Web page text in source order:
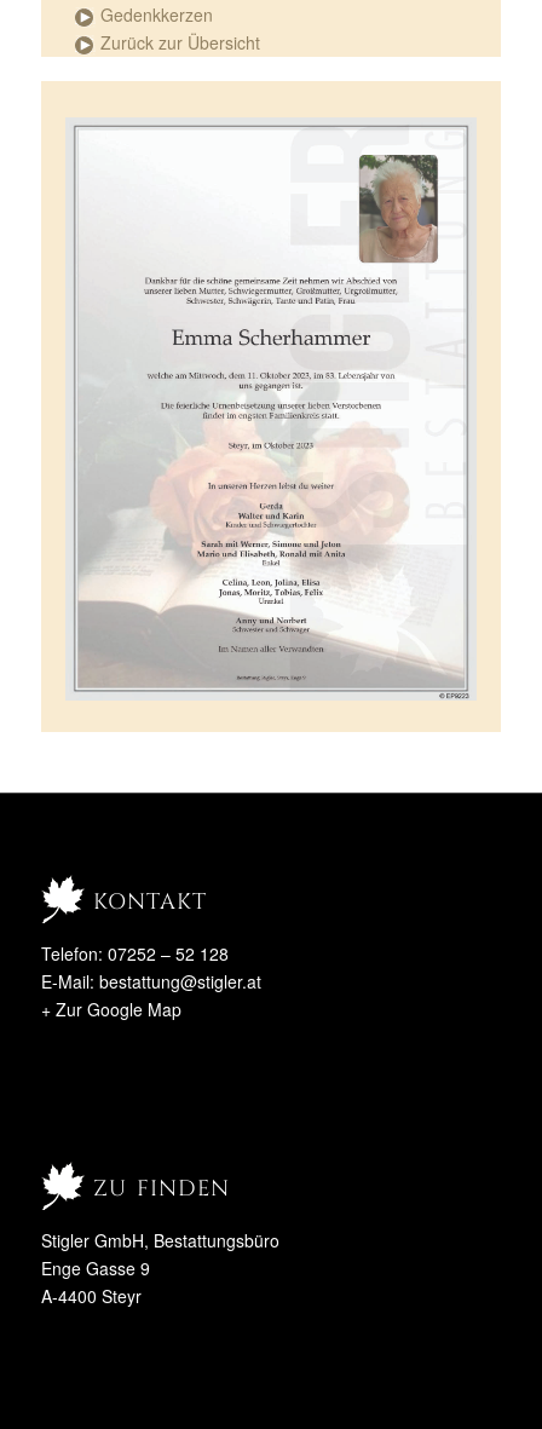
Gedenkkerzen
Zurück zur Übersicht
kontakt
Telefon: 07252 – 52 128
E-Mail: bestattung@stigler.at
+ Zur Google Map
zu finden
Stigler GmbH, Bestattungsbüro
Enge Gasse 9
A-4400 Steyr